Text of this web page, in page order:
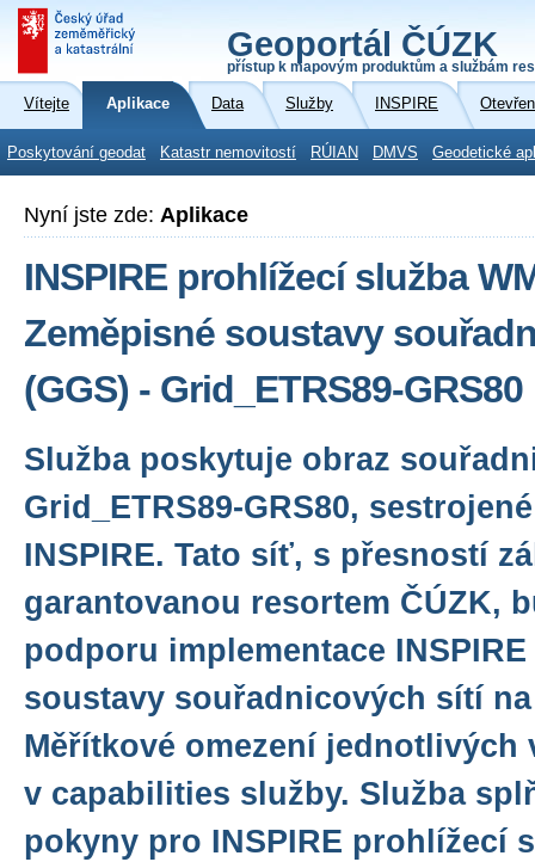
Geoportál ČÚZK
přístup k mapovým produktům a službám
Vítejte Aplikace Data Služby INSPIRE
Poskytování geodat Katastr nemovitostí RÚIAN DMVS Geodetické
Nyní jste zde: Aplikace
INSPIRE prohlížecí služba
Zeměpisné soustavy
(GGS) - Grid_ETRS89-GRS80
Služba poskytuje obraz
Grid_ETRS89-GRS80,
INSPIRE. Tato síť, s přesností
garantovanou resortem ČÚZK,
podporu implementace
soustavy souřadnicových sítí
Měřítkové omezení jednotlivých
v capabilities služby. Služba
pokyny pro INSPIRE prohlížecí